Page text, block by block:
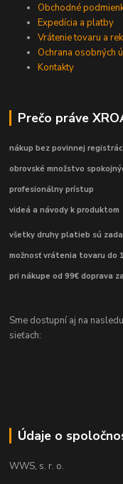
Obchodné
Expedícia a platby
Vrátenie tovaru a
Ochrana osobných
Kontakty
Prečo práve
nákup bez povinnej
obrovské množstvo
profesionálny prístup
videá a návody k produktom
všetky druhy platieb sú
možnosť vrátenia tovaru do
pri nákupe od 99€ doprava
Sme dostupní aj na
sieťach:
Údaje o
WWS, s. r. o.